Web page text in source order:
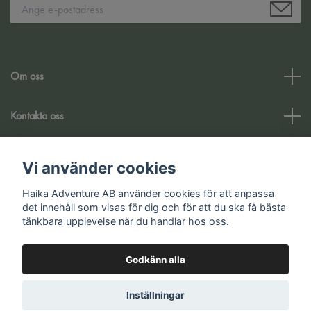
Om oss
Kontakta oss
Sociala medier
© 2026 Haika Adventure AB
Vi använder cookies
Haika Adventure AB använder cookies för att anpassa
det innehåll som visas för dig och för att du ska få bästa
tänkbara upplevelse när du handlar hos oss.
Godkänn alla
Inställningar